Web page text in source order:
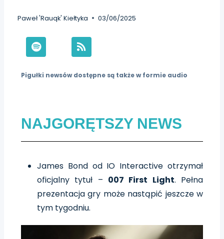
Paweł 'Rauqk' Kiełtyka 03/06/2025
Pigułki newsów dostępne są także w formie audio
NAJGORĘTSZY NEWS
James Bond od IO Interactive otrzymał
oficjalny tytuł – 007 First Light. Pełna
prezentacja gry może nastąpić jeszcze w
tym tygodniu.